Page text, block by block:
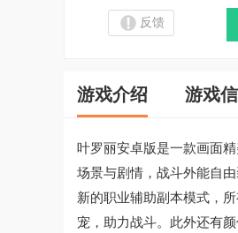
反馈
游戏介绍 游戏
叶罗丽安卓版是一款画面
场景与剧情，战斗外能自
新的职业辅助副本模式，
宠，助力战斗。此外还有